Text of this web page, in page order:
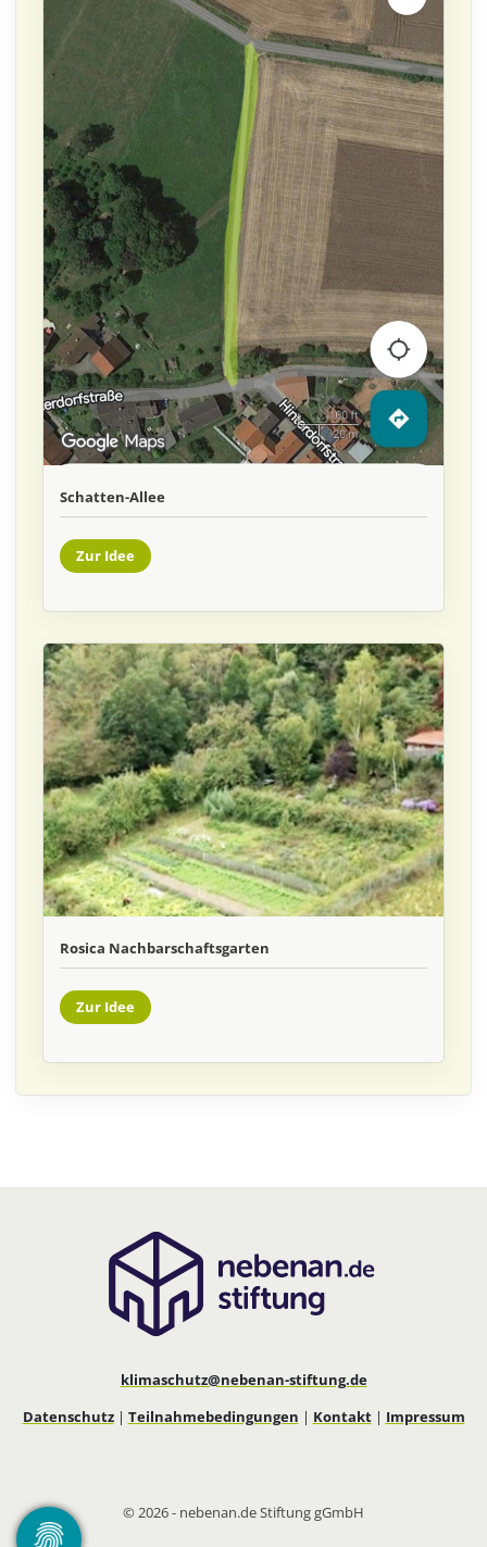
Schatten-Allee
Zur Idee
Rosica Nachbarschaftsgarten
Zur Idee
klimaschutz@nebenan-stiftung.de
Datenschutz| Teilnahmebedingungen | Kontakt| Impressum
© 2026 - nebenan.de Stiftung gGmbH